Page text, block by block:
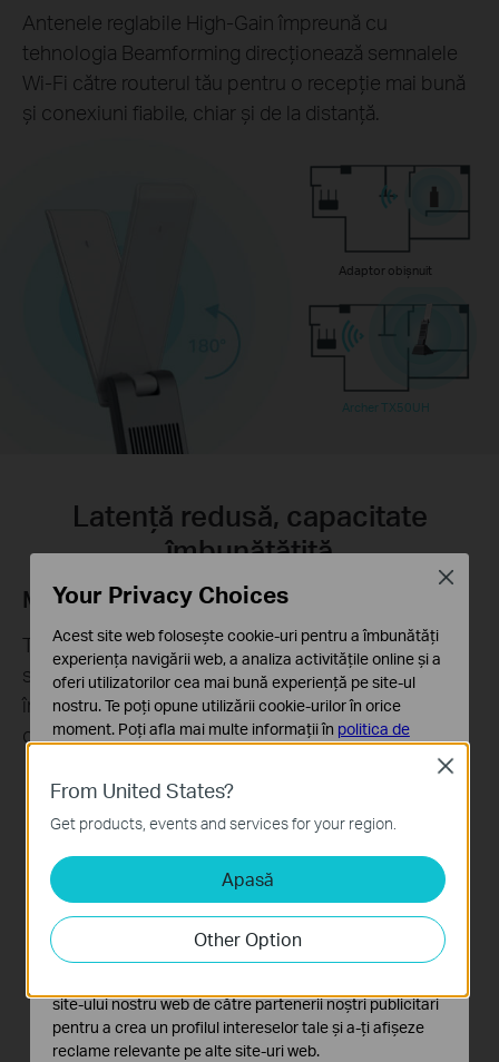
Antenele reglabile High-Gain împreună cu
tehnologia Beamforming direcționează semnalele
Wi-Fi către routerul tău pentru o recepție mai bună
și conexiuni fiabile, chiar și de la distanță.
Adaptor obișnuit
Archer TX50UH
Latență redusă, capacitate
îmbunătățită
MU-MIMO
Tehnologia MU-MIMO oferă două fluxuri de date
simultan, îmbunătățind capacitatea și eficiența
întregii tale rețele atunci când folosești un router
compatibil cu MU-MIMO.
Router MU-MIMO
obișnuit
Archer TX50UH
From United States?
Get products, events and services for your region.
Apasă
Other Option
Close
Your Privacy Choices
Acest site web folosește cookie-uri pentru a îmbunătăți
experiența navigării web, a analiza activitățile online și a
oferi utilizatorilor cea mai bună experiență pe site-ul
nostru. Te poți opune utilizării cookie-urilor în orice
moment. Poți afla mai multe informații în politica de
Cookie-uri de bază
Aceste cookie-uri sunt necesare pentru funcționarea
site-ului web și nu pot fi dezactivate în sistemele tale
Cookie-uri de analiză și marketing
Cookie-urile de analiză ne permit să analizăm activitățile
tale de pe site-ul nostru web a îmbunătăți și ajusta
funcționalitatea site-ului.
site-ului nostru web de către partenerii noștri publicitari
pentru a crea un profilul intereselor tale și a-ți afișeze
reclame relevante pe alte site-uri web.
Close